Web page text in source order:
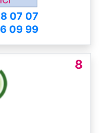
07 07
09 99
8